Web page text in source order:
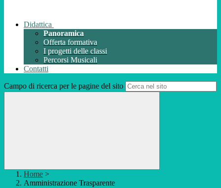
Didattica
Panoramica
Offerta formativa
I progetti delle classi
Percorsi Musicali
Contatti
Campo di ricerca per le pagine del sito
Home >
Amministrazione Trasparente